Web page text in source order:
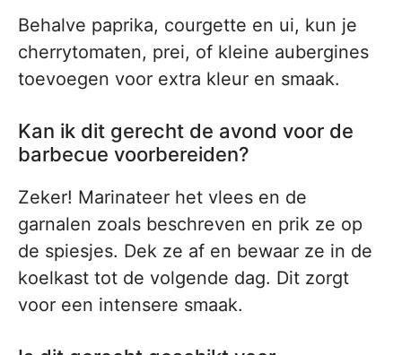
Behalve paprika, courgette en ui, kun je
cherrytomaten, prei, of kleine aubergines
toevoegen voor extra kleur en smaak.
Kan ik dit gerecht de avond voor de
barbecue voorbereiden?
Zeker! Marinateer het vlees en de
garnalen zoals beschreven en prik ze op
de spiesjes. Dek ze af en bewaar ze in de
koelkast tot de volgende dag. Dit zorgt
voor een intensere smaak.